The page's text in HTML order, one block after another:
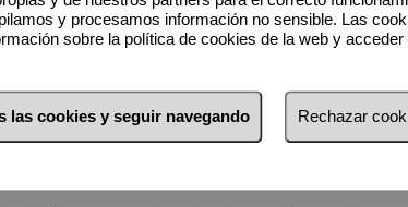
por su ritmo tranquilo y relajado, Las
son eventos que unen a la comunidad y
españa . Durante la feria, las calles se llenan de
y procesamos información no sensible. Las
sobre la política de cookies de la web y
las cookies y seguir navegando Rechazar